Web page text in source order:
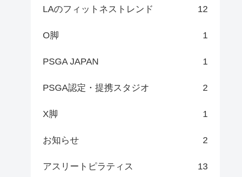
LAのフィットネストレンド 12
O脚 1
PSGA JAPAN 1
PSGA認定・提携スタジオ 2
X脚 1
お知らせ 2
アスリートピラティス 13